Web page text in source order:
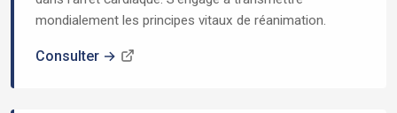
mondialement les principes vitaux de réanimation.
Consulter →